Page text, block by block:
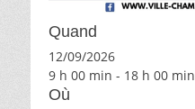
Quand
12/09/2026
9 h 00 min - 18 h 00 min
Où